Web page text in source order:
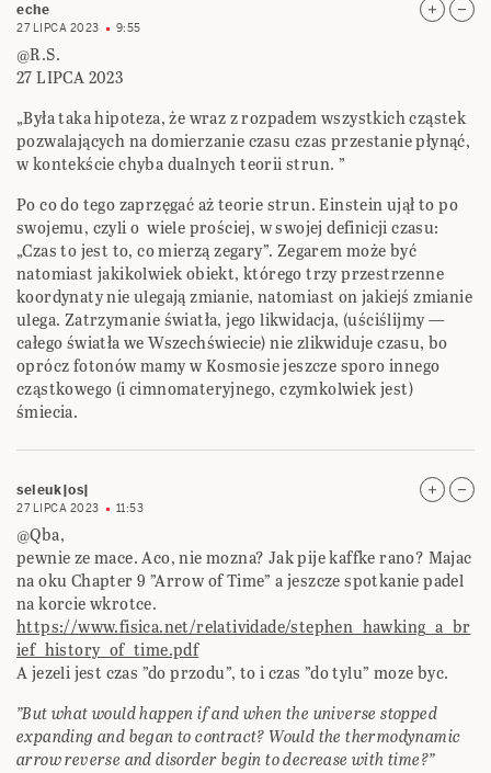
eche
27 LIPCA 2023 9:55
@R.S.
27 LIPCA 2023
„Była taka hipoteza, że wraz z rozpadem wszystkich cząstek
pozwalających na domierzanie czasu czas przestanie płynąć,
w kontekście chyba dualnych teorii strun. ”
Po co do tego zaprzęgać aż teorie strun. Einstein ujął to po
swojemu, czyli o wiele prościej, w swojej definicji czasu:
„Czas to jest to, co mierzą zegary”. Zegarem może być
natomiast jakikolwiek obiekt, którego trzy przestrzenne
koordynaty nie ulegają zmianie, natomiast on jakiejś zmianie
ulega. Zatrzymanie światła, jego likwidacja, (uściślijmy —
całego światła we Wszechświecie) nie zlikwiduje czasu, bo
oprócz fotonów mamy w Kosmosie jeszcze sporo innego
cząstkowego (i cimnomateryjnego, czymkolwiek jest)
śmiecia.
seleuk|os|
27 LIPCA 2023 11:53
@Qba,
pewnie ze mace. Aco, nie mozna? Jak pije kaffke rano? Majac
na oku Chapter 9 ”Arrow of Time” a jeszcze spotkanie padel
na korcie wkrotce.
https://www.fisica.net/relatividade/stephen_hawking_a_br
ief_history_of_time.pdf
A jezeli jest czas ”do przodu”, to i czas ”do tylu” moze byc.
”But what would happen if and when the universe stopped
expanding and began to contract? Would the thermodynamic
arrow reverse and disorder begin to decrease with time?”